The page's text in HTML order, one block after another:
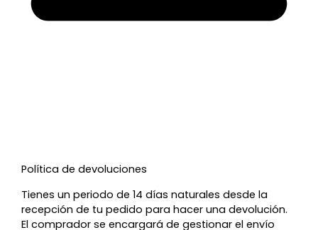
Política de devoluciones
Tienes un periodo de 14 días naturales desde la
recepción de tu pedido para hacer una devolución.
El comprador se encargará de gestionar el envío